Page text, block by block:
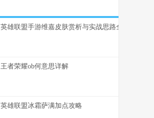
英雄联盟手游维嘉皮肤赏析与实战思路全解
王者荣耀ob何意思详解
英雄联盟冰霜萨满加点攻略